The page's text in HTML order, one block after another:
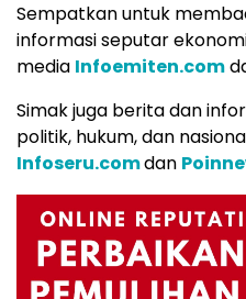
Sempatkan untuk
informasi seputar
media Infoemiten.com
Simak juga berita dan
politik, hukum, dan
Infoseru.comdan